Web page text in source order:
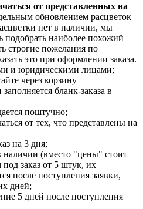
от представленных на
обновлением расцветок
нет в наличии, мы
подобрать наиболее похожий
строгие пожелания по
это при оформлении заказа.
и юридическими лицами;
через корзину
бланк-заказа в
поштучно;
от тех, что представлены на
на 3 дня;
(вместо "цены" стоит
заказ от 5 штук, их
после поступления заявки,
дней;
5 дней после поступления